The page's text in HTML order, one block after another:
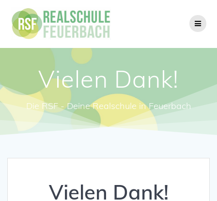
Inhalt
springen
Vielen Dank!
Die RSF - Deine Realschule in Feuerbach
Vielen Dank!